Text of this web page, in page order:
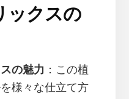
ックスの
の魅力 ：この植
様々な仕立て方